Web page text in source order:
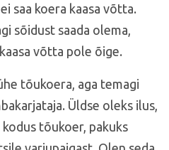
saa koera kaasa võtta.
sõidust saada olema,
võtta pole õige.
tõukoera, aga temagi
Üldse oleks ilus,
tõukoer, pakuks